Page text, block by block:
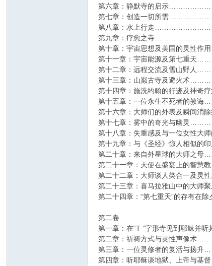
第六章：静默寺的启示
第七章：创造一切所需
第八章：水上行走
第九章：疗愈之寺
第十章：宇宙思想及美国的灵
第十一章：宇宙能源及第七
第十二章：远程交流及雪山
第十三章：山巅古寺及避火
第十四章：施洗约翰的行迹及
第十五章：一位永生不死者的
第十六章：大师们的外表及瞬
第十七章：雾中的奇光与幽
第十八章：失重感及与一位女性
第十九章：与《圣经》惊人相似
第二十章：来自外星球的大师
第二十一章：天使在盛宴上的
第二十二章：大师谈人类合一
第二十三章：喜马拉雅山中的
第二十四章：“第七重天”的存有在
第二卷
第一章：在“T ”字形寺见到耶稣
第二章：祈祷方式与灵性声
第三章：一位灵修者的复活与
第四章：听耶稣谈地狱、上帝